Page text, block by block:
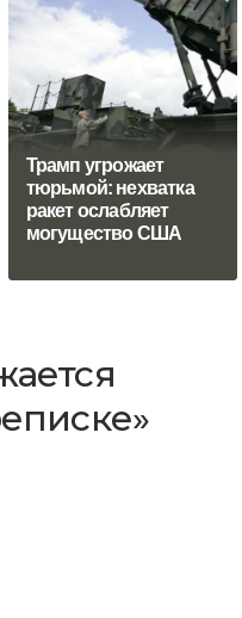
Трамп угрожает
тюрьмой: нехватка
ракет ослабляет
могущество США